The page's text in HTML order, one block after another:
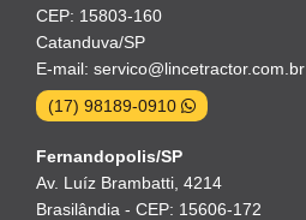
CEP: 15803-160
Catanduva/SP
E-mail: servico@lincetractor.com.br
(17) 98189-0910
Fernandopolis/SP
Av. Luíz Brambatti, 4214
Brasilândia - CEP: 15606-172